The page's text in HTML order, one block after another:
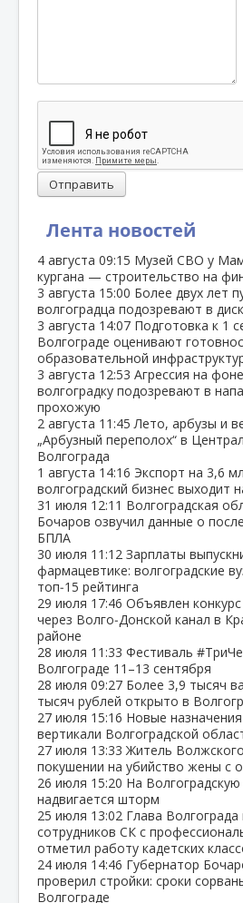
Лента новостей
4 августа 09:15 Музей СВО у
кургана — строительство на
3 августа 15:00 Более двух лет
волгоградца подозревают в
3 августа 14:07 Подготовка к 1
Волгограде оценивают
образовательной
3 августа 12:53 Агрессия на
волгоградку подозревают в
прохожую
2 августа 11:45 Лето, арбузы и
„Арбузный переполох“ в
Волгограда
1 августа 14:16 Экспорт на 3,6
волгоградский бизнес выходит
31 июля 12:11 Волгоградская
Бочаров озвучил данные о
БПЛА
30 июля 11:12 Зарплаты
фармацевтике: волгоградские
топ‑15 рейтинга
29 июля 17:46 Объявлен
через Волго‑Донской канал в
районе
28 июля 11:33 Фестиваль
Волгограде 11–13 сентября
28 июля 09:27 Более 3,9 тысяч
тысяч рублей открыто в
27 июля 15:16 Новые
вертикали Волгоградской
27 июля 13:33 Житель
покушении на убийство жены с
26 июля 15:20 На
надвигается шторм
25 июля 13:02 Глава Волгограда
сотрудников СК с
отметил работу кадетских
24 июля 14:46 Губернатор
проверил стройки: сроки
Волгограде
Отправить